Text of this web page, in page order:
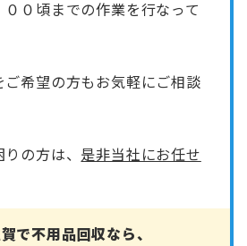
０ 頃までの作業を行なって
希望の方もお気軽にご相談
の方は、 是非当社にお任せ
で不用品回収なら、